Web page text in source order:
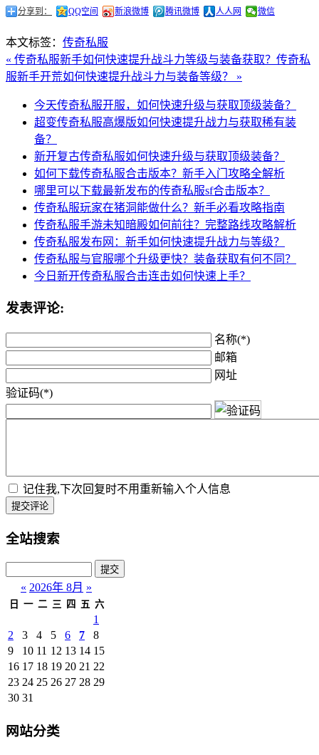
分享到： QQ空间 新浪微博 腾讯微博 人人网 微信
本文标签： 传奇私服
« 传奇私服新手如何快速提升战斗力等级与装备获取？ 传奇私
服新手开荒如何快速提升战斗力与装备等级？ »
今天传奇私服开服，如何快速升级与获取顶级装备？
超变传奇私服高爆版如何快速提升战力与获取稀有装
备？
新开复古传奇私服如何快速升级与获取顶级装备？
如何下载传奇私服合击版本？新手入门攻略全解析
哪里可以下载最新发布的传奇私服sf合击版本？
传奇私服玩家在猪洞能做什么？新手必看攻略指南
传奇私服手游未知暗殿如何前往？完整路线攻略解析
传奇私服发布网：新手如何快速提升战力与等级？
传奇私服与官服哪个升级更快？装备获取有何不同？
今日新开传奇私服合击连击如何快速上手？
发表评论:
名称(*)
邮箱
网址
验证码(*)
记住我,下次回复时不用重新输入个人信息
提交评论
全站搜索
« 2026年 8月 »
日 一 二 三 四 五 六
1
2
3 4 5 6 7
8
9
10 11 12 13 14 15
16 17 18 19 20 21 22
23 24 25 26 27 28 29
30 31
网站分类